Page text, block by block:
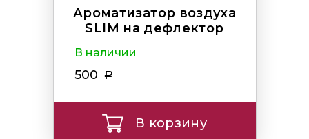
Ароматизатор воздуха
SLIM на дефлектор
В наличии
500
В корзину